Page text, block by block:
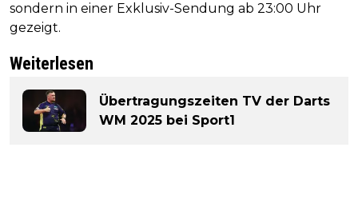
sondern in einer Exklusiv-Sendung ab 23:00 Uhr
gezeigt.
Weiterlesen
Übertragungszeiten TV der Darts
WM 2025 bei Sport1